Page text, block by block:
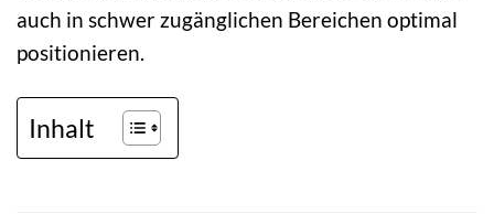
auch in schwer zugänglichen Bereichen optimal
positionieren.
Inhalt